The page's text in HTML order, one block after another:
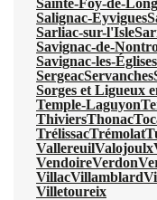
Sainte-Foy-de-
Salignac-Eyvigues
Sarliac-sur-l'Isle
Savignac-de-
Savignac-les-Églises
SergeacServanches
Sorges et Ligueux
Temple-Laguyon
ThiviersThonac
TrélissacTrémolat
VallereuilValojoulx
VendoireVerdon
VillacVillamblard
Villetoureix